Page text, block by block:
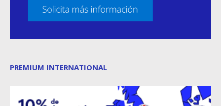
PREMIUM INTERNATIONAL